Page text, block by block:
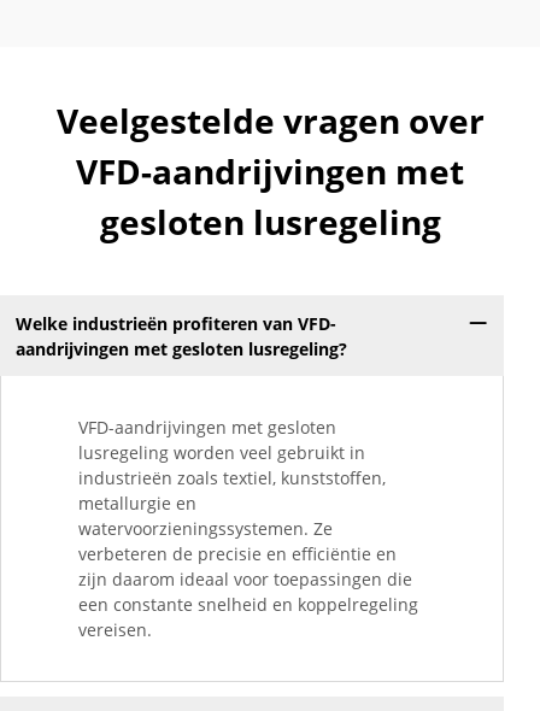
Veelgestelde vragen over
VFD-aandrijvingen met
gesloten lusregeling
Welke industrieën profiteren van VFD-
aandrijvingen met gesloten lusregeling?
VFD-aandrijvingen met gesloten
lusregeling worden veel gebruikt in
industrieën zoals textiel, kunststoffen,
metallurgie en
watervoorzieningssystemen. Ze
verbeteren de precisie en efficiëntie en
zijn daarom ideaal voor toepassingen die
een constante snelheid en koppelregeling
vereisen.